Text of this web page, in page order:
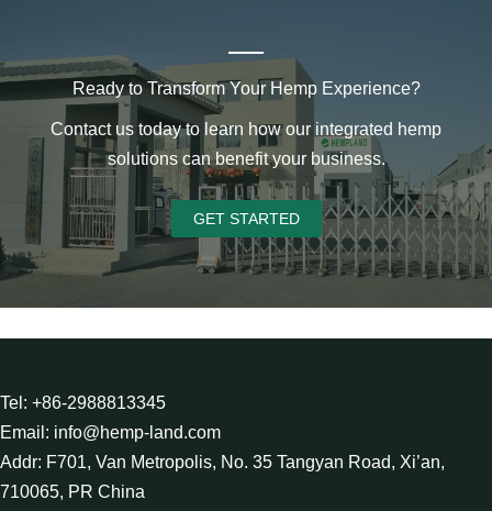
Ready to Transform Your Hemp Experience?
Contact us today to learn how our integrated hemp
solutions can benefit your business.
GET STARTED
Tel: +86-2988813345
Email: info@hemp-land.com
Addr: F701, Van Metropolis, No. 35 Tangyan Road, Xi’an,
710065, PR China